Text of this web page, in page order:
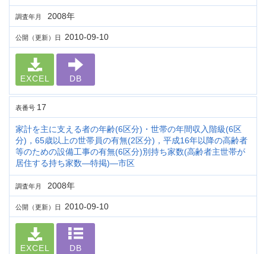
調査年月 2008年
公開（更新）日 2010-09-10
EXCEL DB
表番号 17
家計を主に支える者の年齢(6区分)・世帯の年間収入階級(6区
分)，65歳以上の世帯員の有無(2区分)，平成16年以降の高齢者
等のための設備工事の有無(6区分)別持ち家数(高齢者主世帯が
居住する持ち家数―特掲)―市区
調査年月 2008年
公開（更新）日 2010-09-10
EXCEL DB